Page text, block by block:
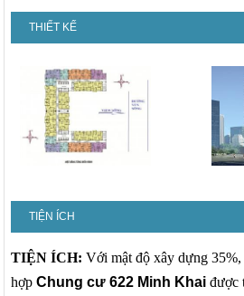
THIẾT KẾ
TIỆN ÍCH
TIỆN ÍCH:Với mật độ xây dựng
hợpChung cư 622 Minh Khai được